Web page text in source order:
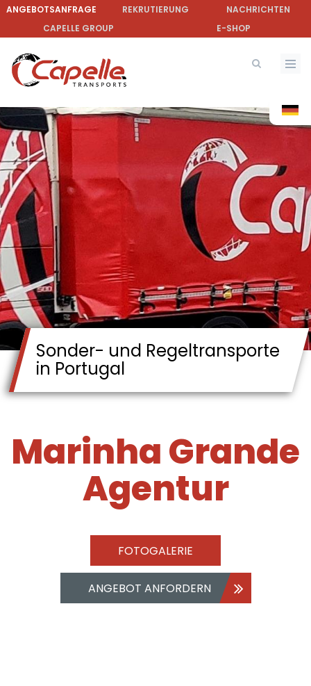
Direkt
Inhalt
ANGEBOTSANFRAGE REKRUTIERUNG
NACHRICHTEN
CAPELLE GROUP
E-SHOP
Sonder- und Regeltransporte
in Portugal
Marinha Grande
Agentur
FOTOGALERIE
ANGEBOT ANFORDERN